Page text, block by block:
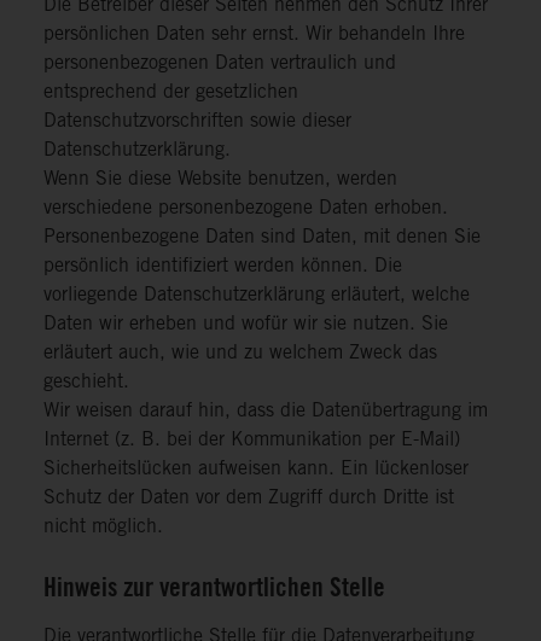
Die Betreiber dieser Seiten nehmen den Schutz Ihrer
persönlichen Daten sehr ernst. Wir behandeln Ihre
personenbezogenen Daten vertraulich und
entsprechend der gesetzlichen
Datenschutzvorschriften sowie dieser
Datenschutzerklärung.
Wenn Sie diese Website benutzen, werden
verschiedene personenbezogene Daten erhoben.
Personenbezogene Daten sind Daten, mit denen Sie
persönlich identifiziert werden können. Die
vorliegende Datenschutzerklärung erläutert, welche
Daten wir erheben und wofür wir sie nutzen. Sie
erläutert auch, wie und zu welchem Zweck das
geschieht.
Wir weisen darauf hin, dass die Datenübertragung im
Internet (z. B. bei der Kommunikation per E-Mail)
Sicherheitslücken aufweisen kann. Ein lückenloser
Schutz der Daten vor dem Zugriff durch Dritte ist
nicht möglich.
Hinweis zur verantwortlichen Stelle